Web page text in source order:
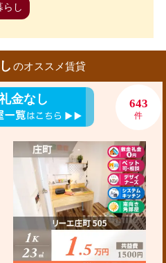
らし
のオススメ賃貸
金なし 643
件